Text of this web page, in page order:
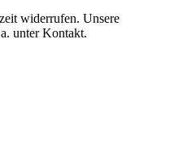
widerrufen. Unsere
unter Kontakt.